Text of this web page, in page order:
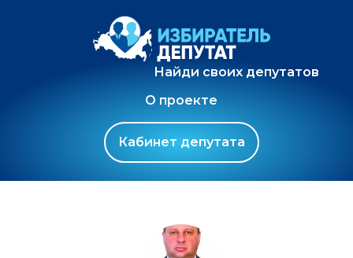
Найди своих депутатов
О проекте
Кабинет депутата